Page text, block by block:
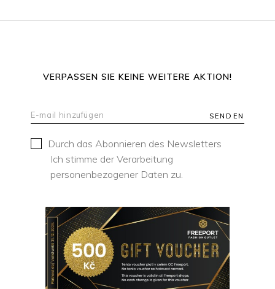
VERPASSEN SIE KEINE WEITERE AKTION!
SENDEN
Durch das Abonnieren des Newsletters
Ich stimme der Verarbeitung
personenbezogener Daten zu.